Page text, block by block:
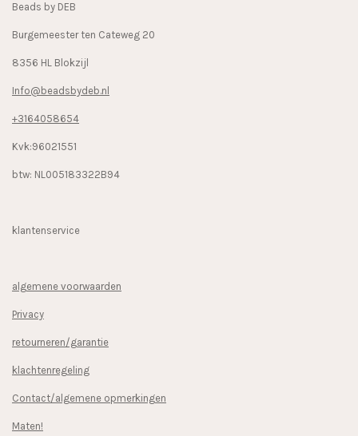
Beads by DEB
Burgemeester ten Cateweg 20
8356 HL Blokzijl
Info@beadsbydeb.nl
+3164058654
Kvk:96021551
btw: NL005183322B94
klantenservice
algemene voorwaarden
Privacy
retourneren/garantie
klachtenregeling
Contact/algemene opmerkingen
Maten!